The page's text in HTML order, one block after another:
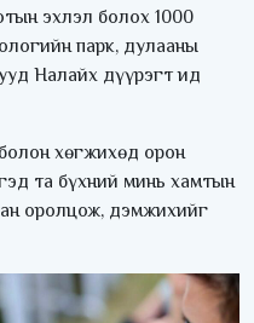
эхлэл болох 1000
парк, дулааны
Налайх дүүрэгт ид
хөгжихөд орон
та бүхний минь хамтын
оролцож, дэмжихийг